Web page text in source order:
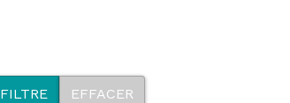
FILTRE EFFACER